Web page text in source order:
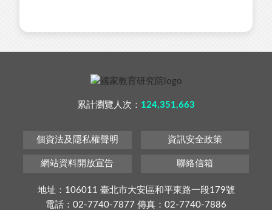
累計瀏覽人次： 124,351,663
個資法及隱私權聲明 資訊安全政策
網站資料開放宣告 聯絡信箱
地址：106011 臺北市大安區和平東路一段179號
電話：02-7740-7877 傳真：02-7740-7886